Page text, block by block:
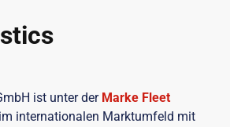
ist unter derMarke Fleet
im internationalen Marktumfeld mit